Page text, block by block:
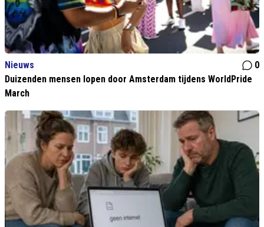
Nieuws
0
Duizenden mensen lopen door Amsterdam tijdens WorldPride
March